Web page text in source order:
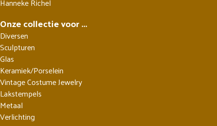
Onze collectie voor ...
Diversen
Sculpturen
Glas
Keramiek/Porselein
Vintage Costume Jewelry
Lakstempels
Metaal
Verlichting